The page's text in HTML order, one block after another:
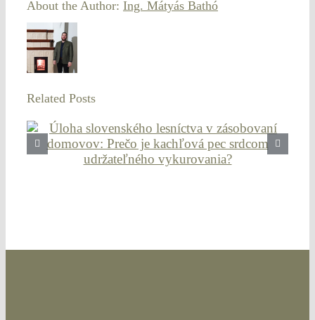
About the Author: Ing. Mátyás Bathó
Related Posts